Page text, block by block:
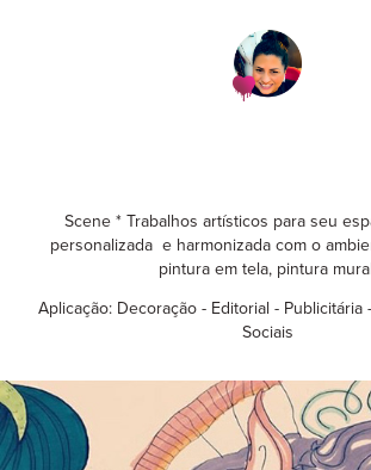
Scene * Trabalhos artísticos para seu
personalizada e harmonizada com o
pintura em tela, pintura
Aplicação: Decoração - Editorial -
Sociais